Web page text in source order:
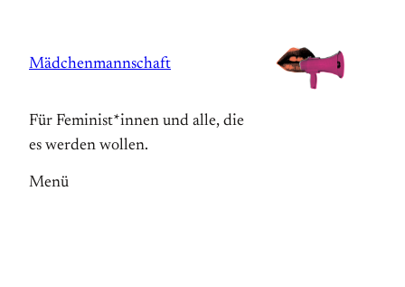
springen
Mädchenmannschaft
Für Feminist*innen und alle, die
es werden wollen.
Menü